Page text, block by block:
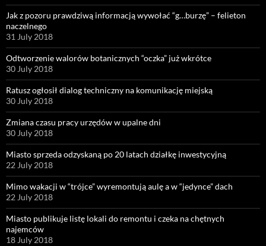
Jak z pozoru prawdziwą informacją wywołać “g…burzę” – felieton
naczelnego
31 July 2018
Odtworzenie walorów botanicznych “oczka” już wkrótce
30 July 2018
Ratusz ogłosił dialog techniczny na komunikację miejską
30 July 2018
Zmiana czasu pracy urzędów w upalne dni
30 July 2018
Miasto sprzeda odzyskaną po 20 latach działkę inwestycyjną
22 July 2018
Mimo wakacji w “trójce” wyremontują aulę a w “jedynce” dach
22 July 2018
Miasto publikuje listę lokali do remontu i czeka na chętnych
najemców
18 July 2018